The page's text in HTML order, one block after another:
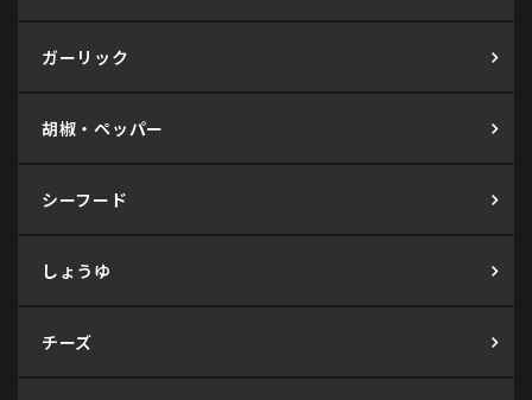
ガーリック
胡椒・ペッパー
シーフード
しょうゆ
チーズ